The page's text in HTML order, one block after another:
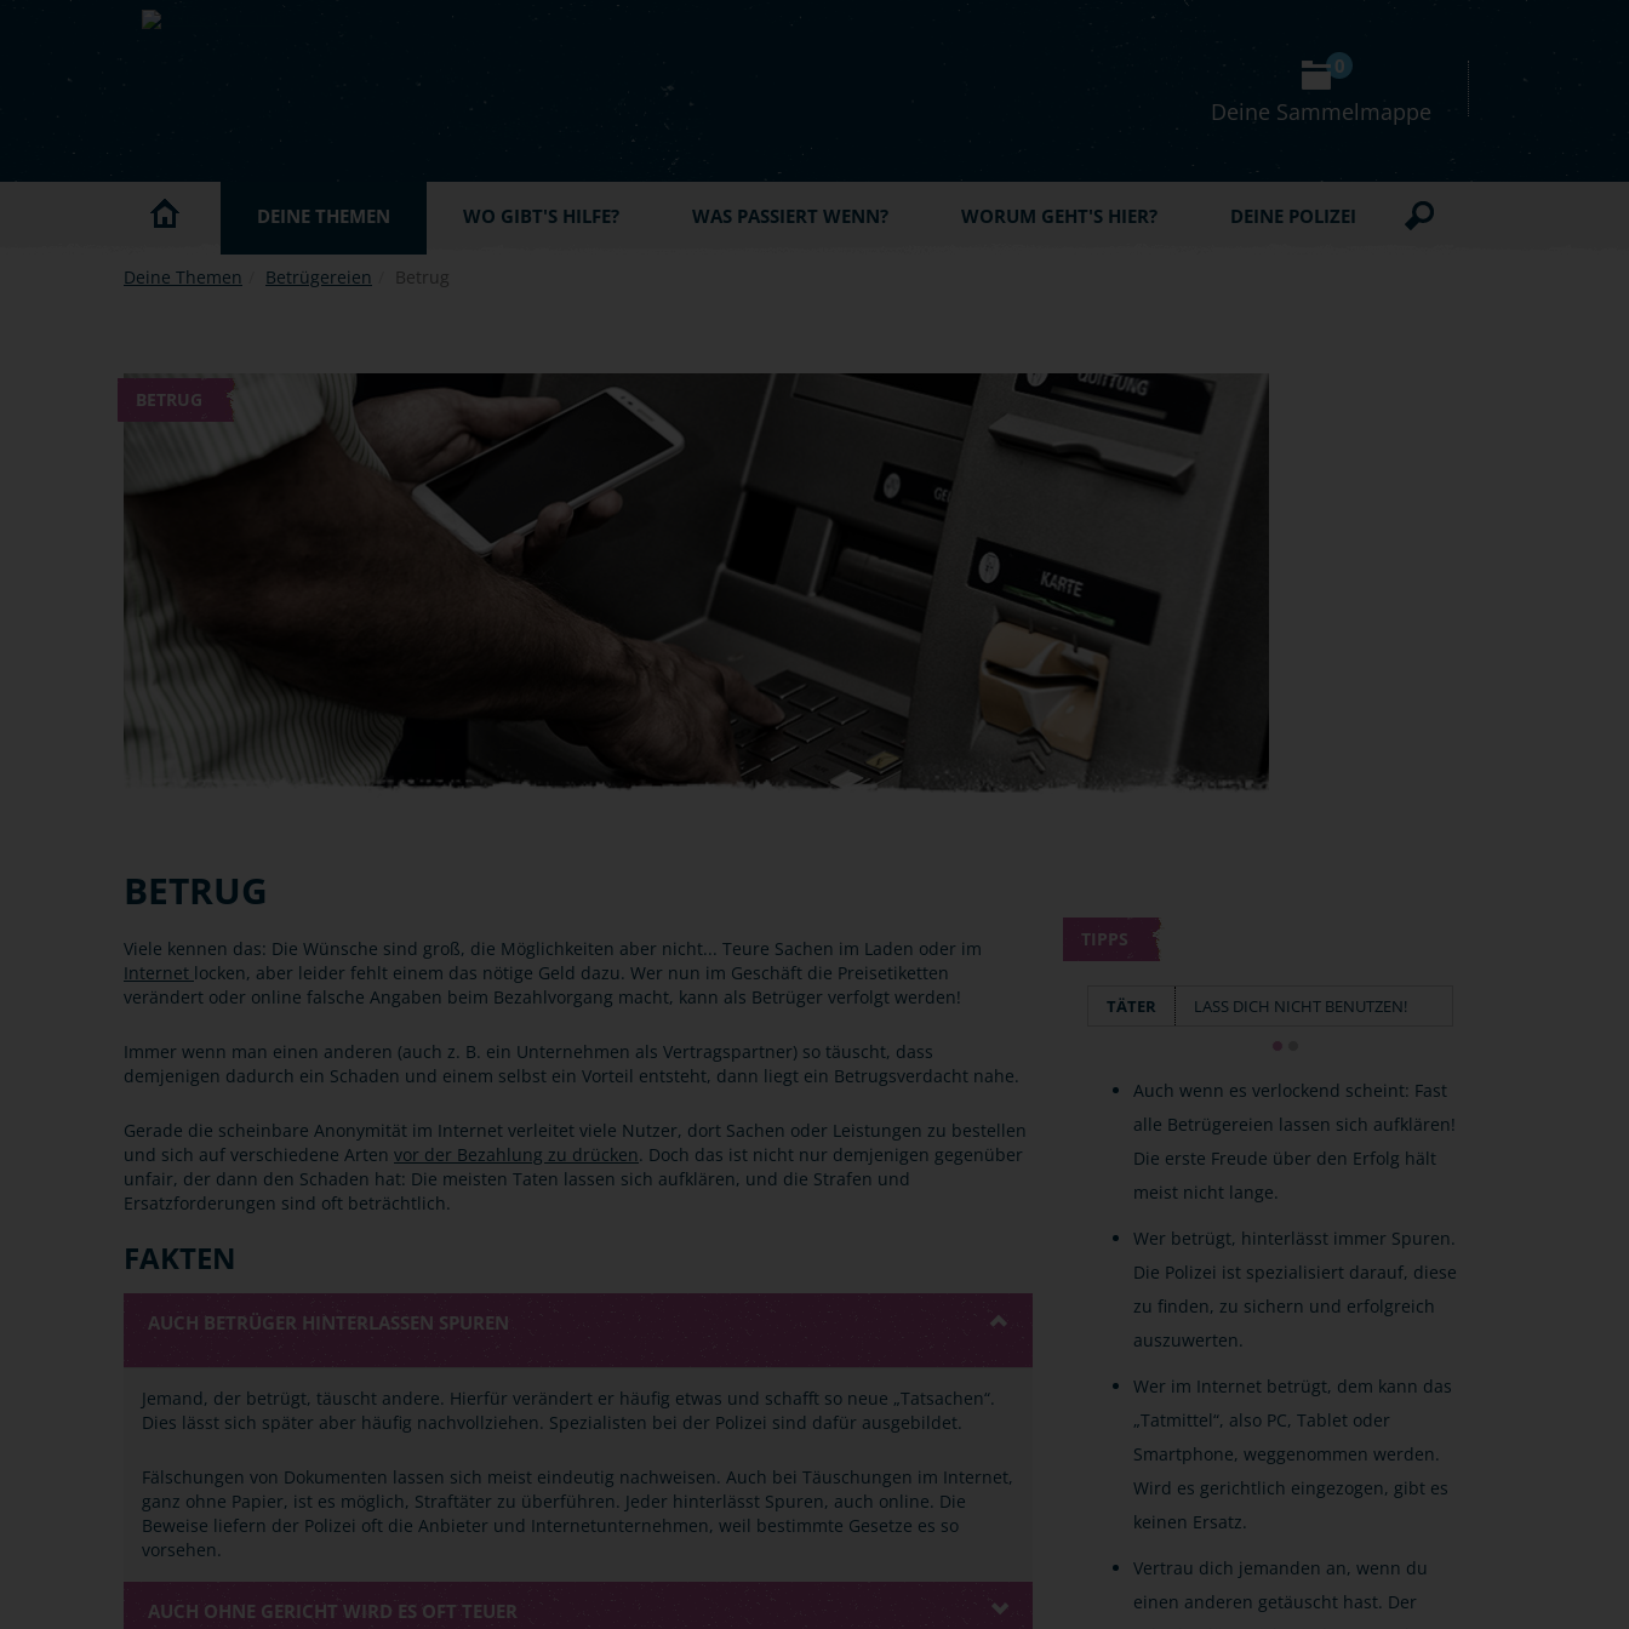
Skip to main content
Deine Sammelmappe
0
DEINE THEMEN WO GIBT'S HILFE? WAS PASSIERT WENN? WORUM GEHT'S HIER? DEINE POLIZEI
Deine Themen Betrügereien Betrug
BETRUG
BETRUG
Viele kennen das: Die Wünsche sind groß, die Möglichkeiten aber nicht... Teure Sachen im Laden oder im
Internet locken, aber leider fehlt einem das nötige Geld dazu. Wer nun im Geschäft die Preisetiketten
verändert oder online falsche Angaben beim Bezahlvorgang macht, kann als Betrüger verfolgt werden!
Immer wenn man einen anderen (auch z. B. ein Unternehmen als Vertragspartner) so täuscht, dass
demjenigen dadurch ein Schaden und einem selbst ein Vorteil entsteht, dann liegt ein Betrugsverdacht nahe.
Gerade die scheinbare Anonymität im Internet verleitet viele Nutzer, dort Sachen oder Leistungen zu bestellen
und sich auf verschiedene Arten vor der Bezahlung zu drücken. Doch das ist nicht nur demjenigen gegenüber
unfair, der dann den Schaden hat: Die meisten Taten lassen sich aufklären, und die Strafen und
Ersatzforderungen sind oft beträchtlich.
FAKTEN
AUCH BETRÜGER HINTERLASSEN SPUREN
Jemand, der betrügt, täuscht andere. Hierfür verändert er häufig etwas und schafft so neue „Tatsachen“.
Dies lässt sich später aber häufig nachvollziehen. Spezialisten bei der Polizei sind dafür ausgebildet.
Fälschungen von Dokumenten lassen sich meist eindeutig nachweisen. Auch bei Täuschungen im Internet,
ganz ohne Papier, ist es möglich, Straftäter zu überführen. Jeder hinterlässt Spuren, auch online. Die
Beweise liefern der Polizei oft die Anbieter und Internetunternehmen, weil bestimmte Gesetze es so
vorsehen.
AUCH OHNE GERICHT WIRD ES OFT TEUER
TIPPS
TÄTER LASS DICH NICHT BENUTZEN!
Auch wenn es verlockend scheint: Fast
alle Betrügereien lassen sich aufklären!
Die erste Freude über den Erfolg hält
meist nicht lange.
Wer betrügt, hinterlässt immer Spuren.
Die Polizei ist spezialisiert darauf, diese
zu finden, zu sichern und erfolgreich
auszuwerten.
Wer im Internet betrügt, dem kann das
„Tatmittel“, also PC, Tablet oder
Smartphone, weggenommen werden.
Wird es gerichtlich eingezogen, gibt es
keinen Ersatz.
Vertrau dich jemanden an, wenn du
einen anderen getäuscht hast. Der